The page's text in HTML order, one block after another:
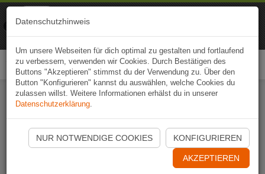
Naviki App jetzt öffnen
Datenschutzhinweis
Um unsere Webseiten für dich optimal zu gestalten und fortlaufend
zu verbessern, verwenden wir Cookies. Durch Bestätigen des
Buttons "Akzeptieren" stimmst du der Verwendung zu. Über den
Button "Konfigurieren" kannst du auswählen, welche Cookies du
zulassen willst. Weitere Informationen erhälst du in unserer
Datenschutzerklärung.
NUR NOTWENDIGE COOKIES KONFIGURIEREN
AKZEPTIEREN
Naviki